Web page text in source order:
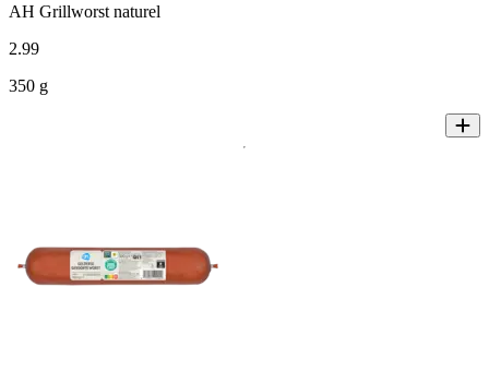
AH Grillworst naturel
2.99
350 g